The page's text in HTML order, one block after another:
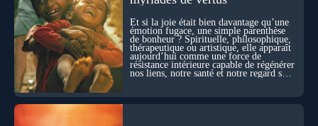
des ponts avec nos intuitions métaphysiques sur le cycle de
l’âme ? Nous en parlons avec Abdel Aouacheria, docteur en
biochimie et spécialiste de la mort cellulaire.
Et si la joie était bien davantage qu’une
émotion fugace, une simple parenthèse
de bonheur ? Spirituelle, philosophique,
thérapeutique ou artistique, elle apparaît
aujourd’hui comme une force de
résistance intérieure capable de régénérer
nos liens, notre santé et notre regard sur